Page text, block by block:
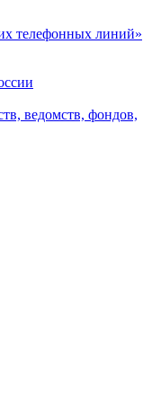
телефонных линий»
ведомств, фондов,